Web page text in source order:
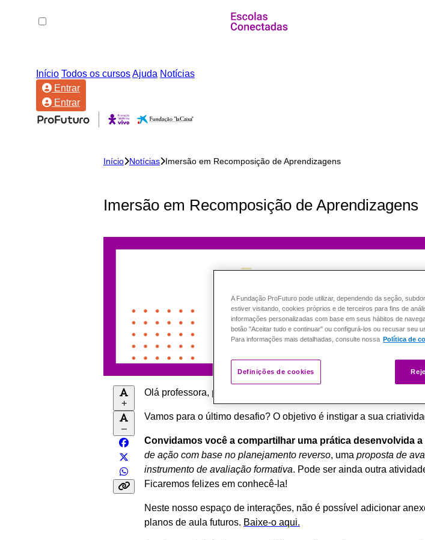
Início Todos os cursosAjuda Notícias
Entrar
Entrar
Início Notícias Imersão em Recomposição de Aprendizagens
Imersão em Recomposição de Aprendizagens
+
–
Olá professora, professor! Esperamos que você tenha
Vamos para o último desafio? O objetivo é instigar a sua
Convidamos você a compartilhar uma prática desenvolvida
de ação com base no planejamento reverso, uma proposta de
instrumento de avaliação formativa. Pode ser ainda outra
Ficaremos felizes em conhecê-la!
Neste nosso espaço de interações, não é possível adicionar
planos de aula futuros. Baixe-o aqui.
A Fundação ProFuturo pode utilizar, dependendo da seção,
estiver visitando, cookies próprios e de terceiros para fins de
informações personalizadas com base em seus hábitos de
botão "Aceitar tudo e continuar" ou configurá-los ou recusar seu
Para informações mais detalhadas, consulte nossa Política de
Definições de cookies